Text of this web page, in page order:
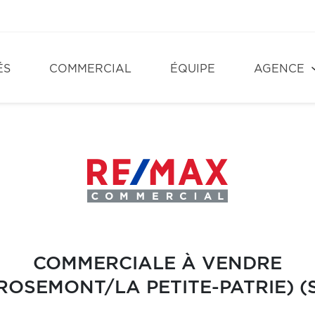
COMMERCIAL ÉQUIPE AGENCE
COMMERCIALE À VENDRE
LA PETITE-PATRIE)